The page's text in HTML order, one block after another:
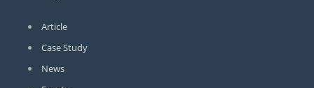
Article
Case Study
News